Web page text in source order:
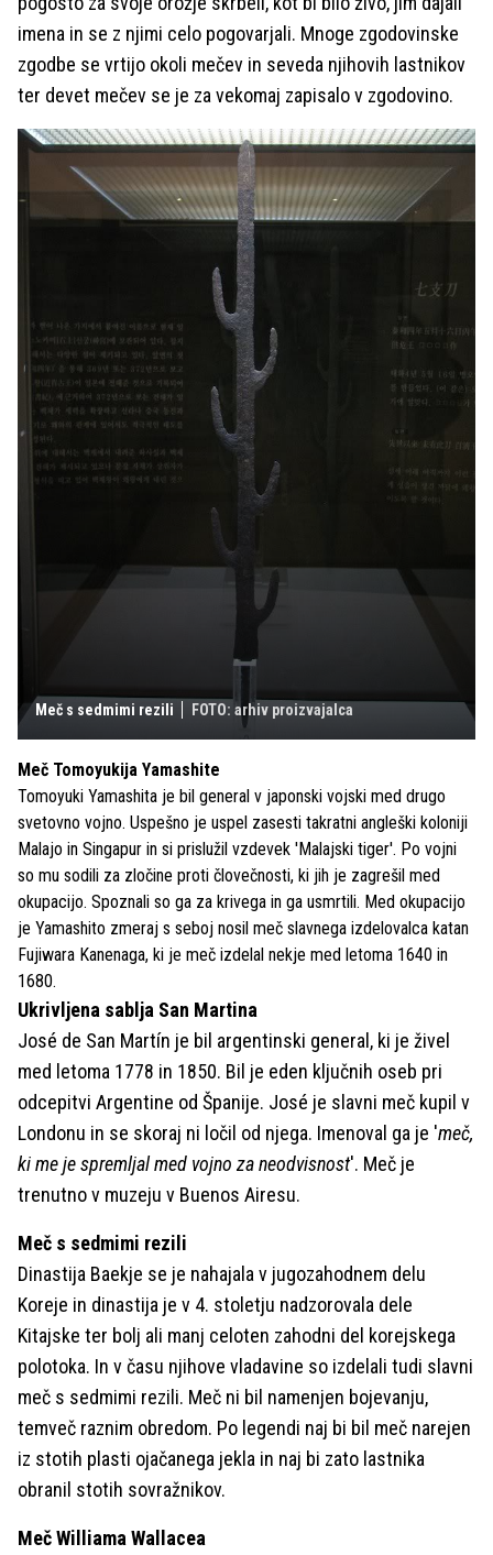
imena in se z njimi celo pogovarjali. Mnoge zgodovinske
zgodbe se vrtijo okoli mečev in seveda njihovih lastnikov
ter devet mečev se je za vekomaj zapisalo v zgodovino.
Meč s sedmimi rezili FOTO: arhiv proizvajalca
Meč Tomoyukija Yamashite
Tomoyuki Yamashita je bil general v japonski vojski med drugo
svetovno vojno. Uspešno je uspel zasesti takratni angleški koloniji
Malajo in Singapur in si prislužil vzdevek 'Malajski tiger'. Po vojni
so mu sodili za zločine proti človečnosti, ki jih je zagrešil med
okupacijo. Spoznali so ga za krivega in ga usmrtili. Med okupacijo
je Yamashito zmeraj s seboj nosil meč slavnega izdelovalca katan
Fujiwara Kanenaga, ki je meč izdelal nekje med letoma 1640 in
1680.
Ukrivljena sablja San Martina
José de San Martín je bil argentinski general, ki je živel
med letoma 1778 in 1850. Bil je eden ključnih oseb pri
odcepitvi Argentine od Španije. José je slavni meč kupil v
Londonu in se skoraj ni ločil od njega. Imenoval ga je 'meč,
ki me je spremljal med vojno za neodvisnost'. Meč je
trenutno v muzeju v Buenos Airesu.
Meč s sedmimi rezili
Dinastija Baekje se je nahajala v jugozahodnem delu
Koreje in dinastija je v 4. stoletju nadzorovala dele
Kitajske ter bolj ali manj celoten zahodni del korejskega
polotoka. In v času njihove vladavine so izdelali tudi slavni
meč s sedmimi rezili. Meč ni bil namenjen bojevanju,
temveč raznim obredom. Po legendi naj bi bil meč narejen
iz stotih plasti ojačanega jekla in naj bi zato lastnika
obranil stotih sovražnikov.
Meč Williama Wallacea